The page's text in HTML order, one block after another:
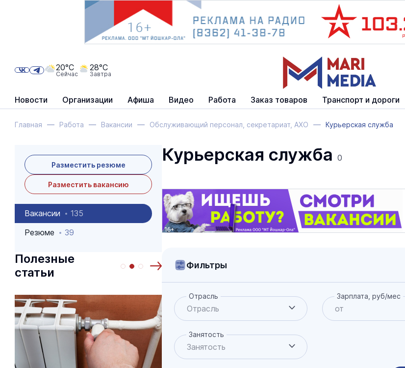
Новости Организации Афиша Видео Работа Заказ товаров Транспорт и дороги
20°C
Сейчас
28°C
Завтра
Главная Работа Вакансии Обслуживающий персонал, секретариат, АХО Курьерская служба
Разместить резюме
Разместить вакансию
Вакансии
135
Резюме
39
Полезные
статьи
Курьерская служба 0
Фильтры
Отрасль Зарплата, руб/мес
Занятость